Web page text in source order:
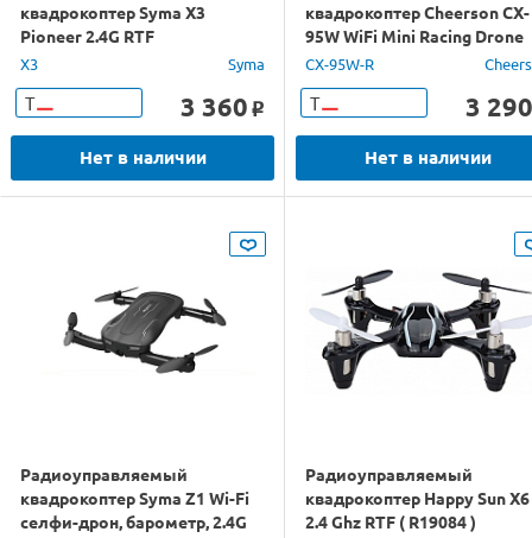
квадрокоптер Syma X3
Pioneer 2.4G RTF
X3 Syma
Т 3 360 o
Нет в наличии
квадрокоптер Cheerson CX-
95W WiFi Mini Racing Drone
RTF 2.4G (красный)
CX-95W-R
Т 3 290
Нет в наличии
Радиоуправляемый
квадрокоптер Syma Z1 Wi-Fi
селфи-дрон, барометр, 2.4G
Радиоуправляемый
квадрокоптер Happy Sun X6
2.4 Ghz RTF ( R19084 )